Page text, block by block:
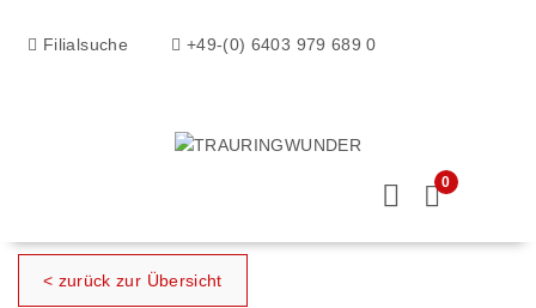
Filialsuche +49-(0) 6403 979 689 0
0
< zurück zur Übersicht